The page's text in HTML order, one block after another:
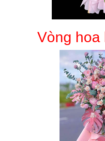
Vòng